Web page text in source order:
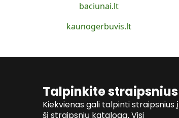
baciunai.lt
kaunogerbuvis.lt
Talpinkite straipsnius
Kiekvienas gali talpinti straipsnius į
šį straipsnių katalogą. Visi